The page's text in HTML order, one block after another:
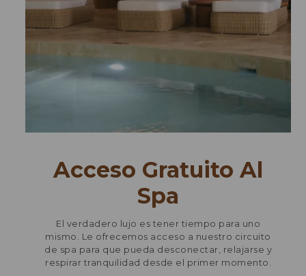
Acceso Gratuito Al
Spa
El verdadero lujo es tener tiempo para uno
mismo. Le ofrecemos acceso a nuestro circuito
de spa para que pueda desconectar, relajarse y
respirar tranquilidad desde el primer momento.